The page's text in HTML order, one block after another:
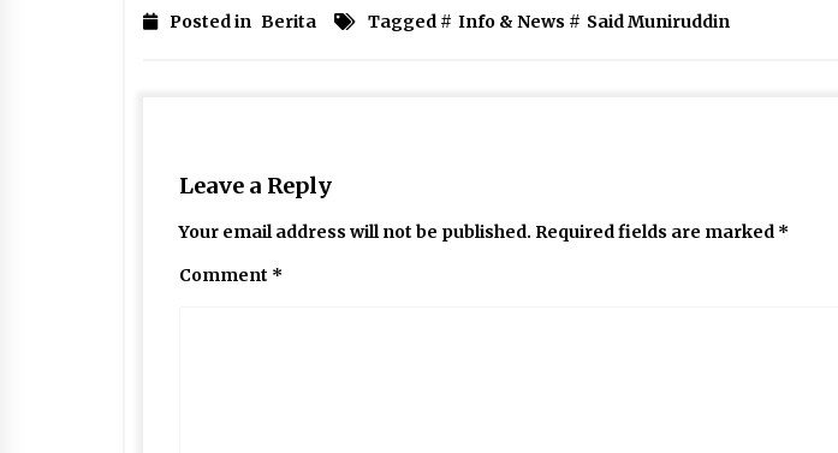
Posted in Berita Tagged # Info & News # Said Muniruddin
Leave a Reply
Your email address will not be published. Required fields are marked *
Comment *